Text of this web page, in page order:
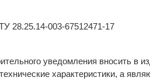
28.25.14-003-67512471-17
уведомления вносить в
характеристики, а